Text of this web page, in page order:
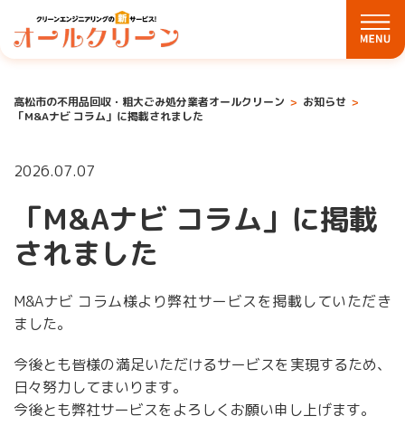
高松市の不用品回収・粗大ごみ処分業者オールクリーン
お知らせ
「M&Aナビ コラム」に掲載されました
2026.07.07
「M&Aナビ コラム」に掲載
されました
M&Aナビ コラム様より弊社サービスを掲載していただき
ました。
今後とも皆様の満足いただけるサービスを実現するため、
日々努力してまいります。
今後とも弊社サービスをよろしくお願い申し上げます。